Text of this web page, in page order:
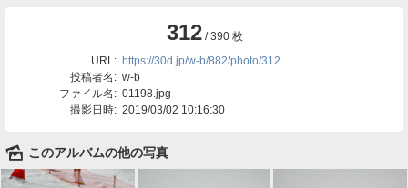
312/ 390 枚
URL: https://30d.jp/w-b/882/photo/312
投稿者名: w-b
ファイル名: 01198.jpg
撮影日時: 2019/03/02 10:16:30
🌄 このアルバムの他の写真